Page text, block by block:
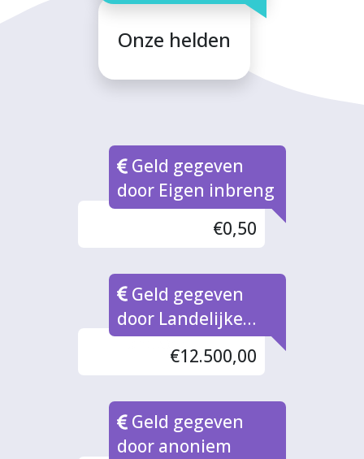
Onze helden
Geld gegeven
door Eigen inbreng
€0,50
Geld gegeven
door Landelijke
Fondsen
€12.500,00
Geld gegeven
door anoniem